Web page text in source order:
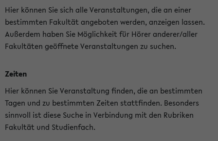
Hier können Sie sich alle Veranstaltungen, die an einer
bestimmten Fakultät angeboten werden, anzeigen lassen.
Außerdem haben Sie Möglichkeit für Hörer anderer/aller
Fakultäten geöffnete Veranstaltungen zu suchen.
Zeiten
Hier können Sie Veranstaltung finden, die an bestimmten
Tagen und zu bestimmten Zeiten stattfinden. Besonders
sinnvoll ist diese Suche in Verbindung mit den Rubriken
Fakultät und Studienfach.